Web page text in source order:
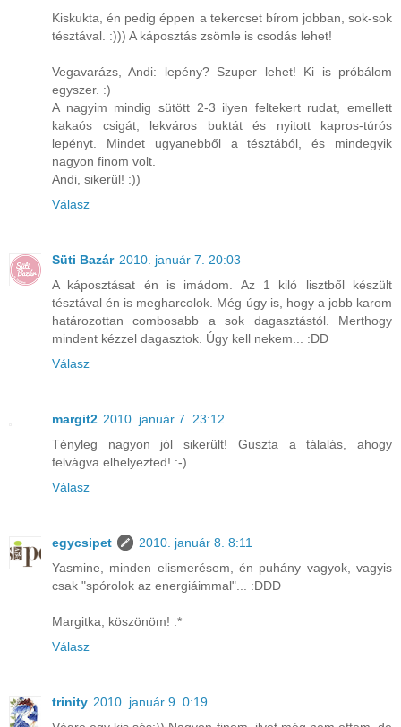
Kiskukta, én pedig éppen a tekercset bírom jobban, sok-sok
tésztával. :))) A káposztás zsömle is csodás lehet!
Vegavarázs, Andi: lepény? Szuper lehet! Ki is próbálom
egyszer. :)
A nagyim mindig sütött 2-3 ilyen feltekert rudat, emellett
kakaós csigát, lekváros buktát és nyitott kapros-túrós
lepényt. Mindet ugyanebből a tésztából, és mindegyik
nagyon finom volt.
Andi, sikerül! :))
Válasz
Süti Bazár 2010. január 7. 20:03
A káposztásat én is imádom. Az 1 kiló lisztből készült
tésztával én is megharcolok. Még úgy is, hogy a jobb karom
határozottan combosabb a sok dagasztástól. Merthogy
mindent kézzel dagasztok. Úgy kell nekem... :DD
Válasz
margit2 2010. január 7. 23:12
Tényleg nagyon jól sikerült! Guszta a tálalás, ahogy
felvágva elhelyezted! :-)
Válasz
egycsipet
2010. január 8. 8:11
Yasmine, minden elismerésem, én puhány vagyok, vagyis
csak "spórolok az energiáimmal"... :DDD
Margitka, köszönöm! :*
Válasz
trinity 2010. január 9. 0:19